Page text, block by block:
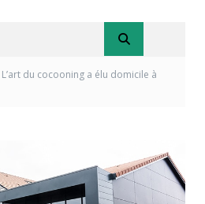
L’art du cocooning a élu domicile à